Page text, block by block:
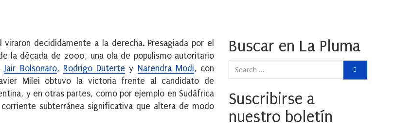
decididamente a la derecha. Presagiada por el
la década de 2000, una ola de populismo autoritario
Jair Bolsonaro, Rodrigo Duterte y Narendra Modi, con
Milei obtuvo la victoria frente al candidato de
y en otras partes, como por ejemplo en Sudáfrica
subterránea significativa que altera de modo
Buscar en La Pluma
Suscribirse a
nuestro boletín